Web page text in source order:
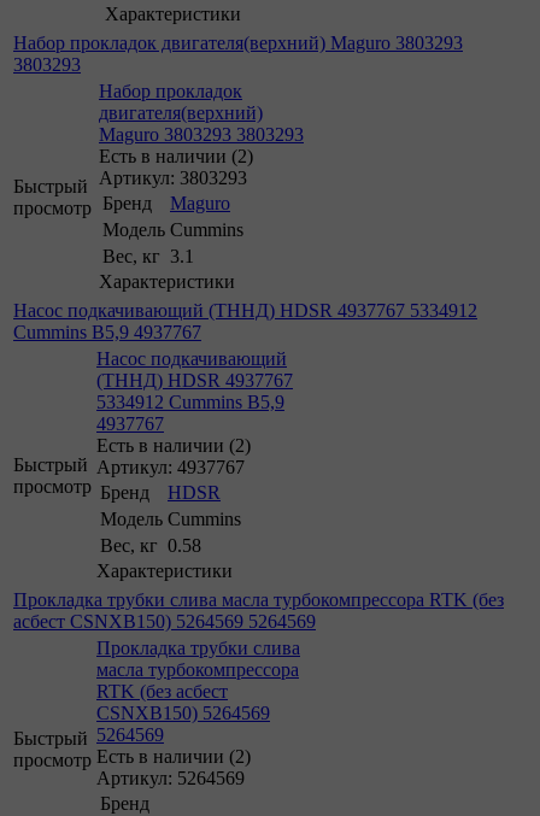
Характеристики
Набор прокладок двигателя(верхний) Maguro 3803293
3803293
Быстрый
просмотр
Набор прокладок
двигателя(верхний)
Maguro 3803293 3803293
Есть в наличии (2)
Артикул: 3803293
Бренд
Maguro
Модель Cummins
Вес, кг 3.1
Характеристики
Насос подкачивающий (ТННД) HDSR 4937767 5334912
Cummins B5,9 4937767
Быстрый
просмотр
Насос подкачивающий
(ТННД) HDSR 4937767
5334912 Cummins B5,9
4937767
Есть в наличии (2)
Артикул: 4937767
Бренд
HDSR
Модель Cummins
Вес, кг 0.58
Характеристики
Прокладка трубки слива масла турбокомпрессора RTK (без
асбест CSNXB150) 5264569 5264569
Быстрый
просмотр
Прокладка трубки слива
масла турбокомпрессора
RTK (без асбест
CSNXB150) 5264569
5264569
Есть в наличии (2)
Артикул: 5264569
Бренд